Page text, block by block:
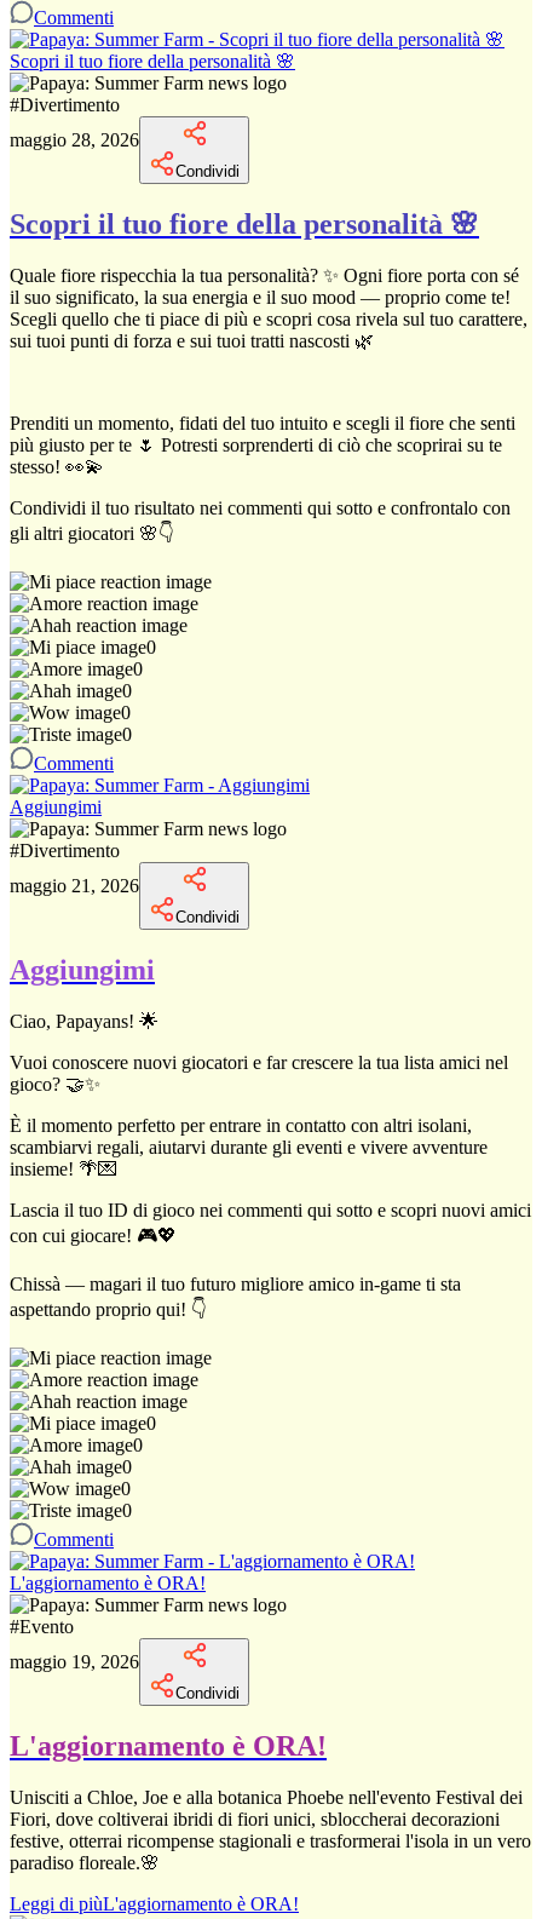
Commenti
Scopri il tuo fiore della personalità 🌸
#Divertimento
maggio 28, 2026
Condividi
Scopri il tuo fiore della personalità 🌸
Quale fiore rispecchia la tua personalità? ✨ Ogni fiore porta con sé
il suo significato, la sua energia e il suo mood — proprio come te!
Scegli quello che ti piace di più e scopri cosa rivela sul tuo carattere,
sui tuoi punti di forza e sui tuoi tratti nascosti 🌿
Prenditi un momento, fidati del tuo intuito e scegli il fiore che senti
più giusto per te 🌷 Potresti sorprenderti di ciò che scoprirai su te
stesso! 👀💫
Condividi il tuo risultato nei commenti qui sotto e confrontalo con
gli altri giocatori 🌸👇
0
0
0
0
0
Commenti
Aggiungimi
#Divertimento
maggio 21, 2026
Condividi
Aggiungimi
Ciao, Papayans! 🌟
Vuoi conoscere nuovi giocatori e far crescere la tua lista amici nel
gioco? 🤝✨
È il momento perfetto per entrare in contatto con altri isolani,
scambiarvi regali, aiutarvi durante gli eventi e vivere avventure
insieme! 🌴💌
Lascia il tuo ID di gioco nei commenti qui sotto e scopri nuovi amici
con cui giocare! 🎮💖
Chissà — magari il tuo futuro migliore amico in-game ti sta
aspettando proprio qui! 👇
0
0
0
0
0
Commenti
L'aggiornamento è ORA!
#Evento
maggio 19, 2026
Condividi
L'aggiornamento è ORA!
Unisciti a Chloe, Joe e alla botanica Phoebe nell'evento Festival dei
Fiori, dove coltiverai ibridi di fiori unici, sbloccherai decorazioni
festive, otterrai ricompense stagionali e trasformerai l'isola in un vero
paradiso floreale.🌸
Leggi di piùL'aggiornamento è ORA!